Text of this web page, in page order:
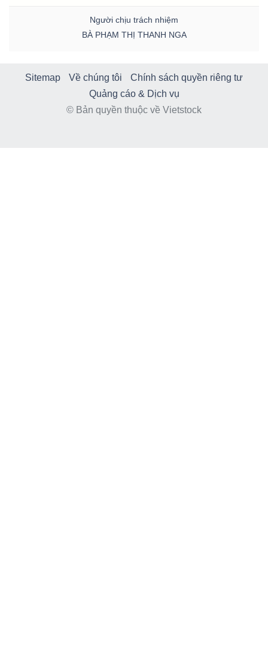
Người chịu trách nhiệm
BÀ PHẠM THỊ THANH NGA
Sitemap Về chúng tôi
Chính sách quyền riêng tư
Quảng cáo & Dịch vụ
© Bản quyền thuộc về Vietstock